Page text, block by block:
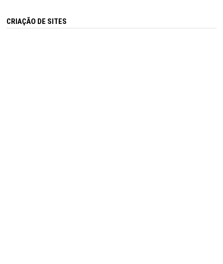
CRIAÇÃO DE SITES